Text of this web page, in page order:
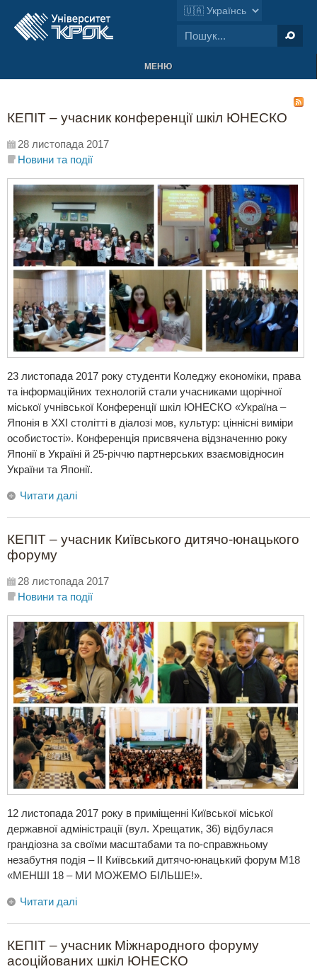
МЕНЮ
КЕПІТ – учасник конференції шкіл ЮНЕСКО
28 листопада 2017
Новини та події
23 листопада 2017 року студенти Коледжу економіки, права
та інформаційних технологій стали учасниками щорічної
міської учнівської Конференції шкіл ЮНЕСКО «Україна –
Японія в ХХІ столітті в діалозі мов, культур: ціннісні виміри
особистості». Конференція присвячена відзначенню року
Японії в Україні й 25-річчю партнерських взаємовідносин
України та Японії.
Читати далі
КЕПІТ – учасник Київського дитячо-юнацького
форуму
28 листопада 2017
Новини та події
12 листопада 2017 року в приміщенні Київської міської
державної адміністрації (вул. Хрещатик, 36) відбулася
грандіозна за своїми масштабами та по-справжньому
незабутня подія – ІІ Київський дитячо-юнацький форум М18
«МЕНШІ 18 – МИ МОЖЕМО БІЛЬШЕ!».
Читати далі
КЕПІТ – учасник Міжнародного форуму
асоційованих шкіл ЮНЕСКО